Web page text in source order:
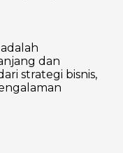
dan
strategi bisnis,